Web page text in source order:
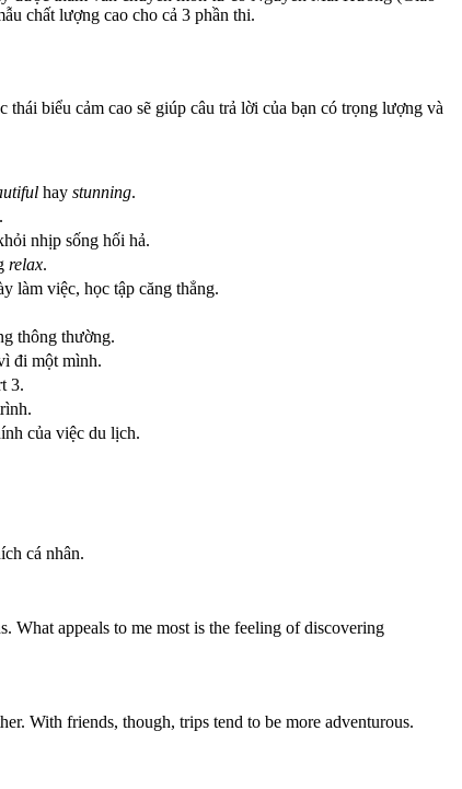
chất lượng cao cho cả 3 phần thi.
biểu cảm cao sẽ giúp câu trả lời của bạn có trọng lượng và
hay stunning.
nhịp sống hối hả.
relax.
làm việc, học tập căng thẳng.
thông thường.
đi một mình.
3.
của việc du lịch.
cá nhân.
What appeals to me most is the feeling of discovering
With friends, though, trips tend to be more adventurous.